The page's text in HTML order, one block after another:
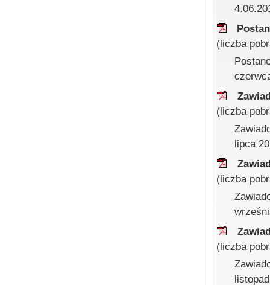
(liczba
(liczba
lipca
(liczba
(liczba